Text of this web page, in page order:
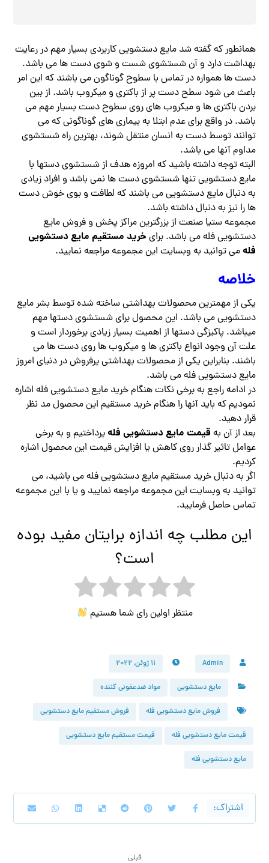
همانطور که گفته شد مایع دستشویی کاربردی بسیار مهم در رعایت
بهداشت دارد و آن شستشوی شست و شوی دست ها می باشد.
دست ها همواره در تماس با سطوح گوناگون می باشند که این امر
باعث می شود سطح دست پر از باکتری و میکروب باشد. از بین
بردن باکتری ها و میکروب های روی سطوح دست بسیار مهم می
باشد. در واقع برای عدم ابتلا به بیماری های گوناگونی که می
توانند توسط دست به انسان منتقل شوند، بهترین راه شستشوی
مداوم آنها می باشد.
البته توجه داشته باشید که امروزه هدف از شستشوی دستها با
مایع دستشویی تنها شستشوی دست ها نمی باشد و افراد زیادی
به دنبال مایع دستشویی می باشند که لطافت و بوی خوش دست
ها را نیز به دنبال داشته باشد.
مجموعه ستیا صنعت از بزرگترین مراکز پخش و فروش مایع
دستشویی فله می باشد. برای خرید مستقیم مایع دستشویی
فلهمی توانید به وبسایت این مجموعه مراجعه نمایید.
خلاصه
یکی از مهمترین محصولات بهداشتی ساخته شده توسط بشر مایع
دستشویی می باشد. این محصول برای شستشوی دستها مهم
میباشد. پاکیزگی دستها از اهمیت بسیار زیادی برخوردار است و
علت آن وجود انواع باکتری ها و میکروب ها روی دست ها می
باشند. بنابراین یکی از محصولات بهداشتی پرفروش در دنیای امروز
مایع دستشویی فله می باشد.
در ادامه راجع به برخی نکات هنگام خرید مایع دستشویی فله اشاره
نمودیم که باید آنها را هنگام خرید مستقیم این محصول مد نظر
قرار دهید.
بعد از آن به قیمت مایع دستشویی فلهپرداختیم و به برخی
عوامل تاثیر گذار روی کاهش یا افزایش قیمت این محصول اشاره
کردیم.
اگر به دنبال خرید مستقیم مایع دستشویی فله می باشید، می
توانید به وبسایت این مجموعه مراجعه نمایید و یا با این مجموعه
تماس حاصل فرمایید.
این مطلب چه اندازه برایتان مفید بوده
است؟
منتظر اولین رای شما هستیم
Admin ۱۱ ژوئن, ۲۰۲۲
مایع دستشویی مواد ضدعفونی کننده
فروش مایع دستشویی فله فروش مستقیم مایع دستشویی
قیمت مایع دستشویی فله قیمت مستقیم مایع دستشویی
مایع دستشویی فله
قبلی